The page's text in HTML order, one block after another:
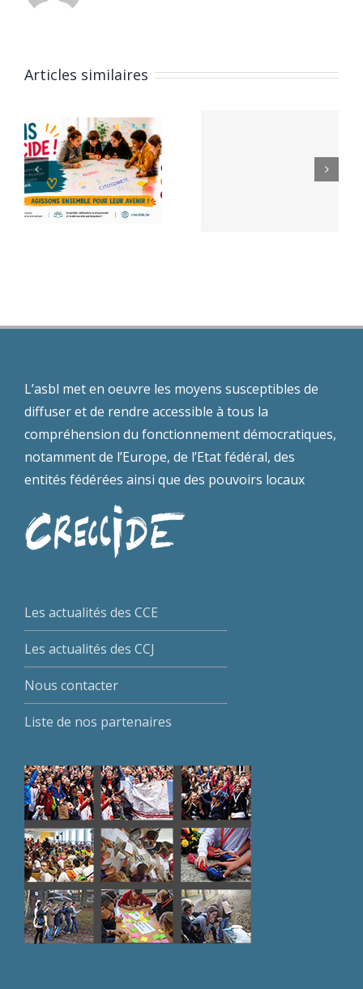
Articles similaires
Conseils
Communaux
de Jeunes
– Appel à
candidatures
des
Conseils
L’asbl met en oeuvre les moyens susceptibles de
diffuser et de rendre accessible à tous la
compréhension du fonctionnement démocratiques,
notamment de l’Europe, de l’Etat fédéral, des
entités fédérées ainsi que des pouvoirs locaux
Les actualités des CCE
Les actualités des CCJ
Nous contacter
Liste de nos partenaires